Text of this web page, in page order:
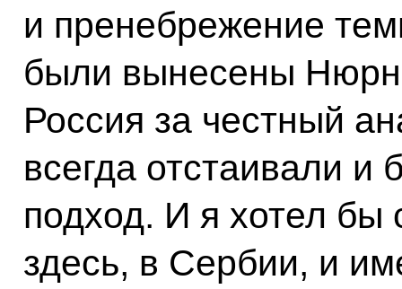
и пренебрежение
были вынесены
Россия за честный
всегда отстаивали и
подход. И я хотел бы
здесь, в Сербии, и